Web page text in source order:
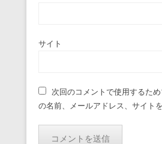
サイト
次回のコメントで使用するた
の名前、メールアドレス、サイトを